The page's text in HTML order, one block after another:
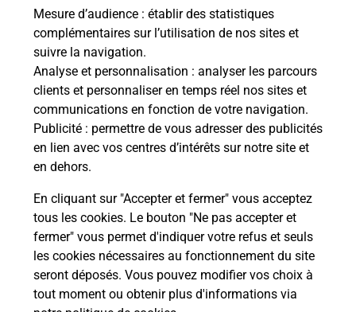
Mesure d’audience : établir des statistiques
complémentaires sur l’utilisation de nos sites et
suivre la navigation.
Analyse et personnalisation : analyser les parcours
clients et personnaliser en temps réel nos sites et
communications en fonction de votre navigation.
Publicité : permettre de vous adresser des publicités
en lien avec vos centres d’intérêts sur notre site et
en dehors.
En cliquant sur "Accepter et fermer" vous acceptez
tous les cookies. Le bouton "Ne pas accepter et
fermer" vous permet d'indiquer votre refus et seuls
les cookies nécessaires au fonctionnement du site
seront déposés. Vous pouvez modifier vos choix à
tout moment ou obtenir plus d'informations via
La Poste
en ligne
Ouvert 24h/24
En savoir plus
LE PONT DE BEAUVOISIN
CONSIGNE PICKUP U PONT BEAUVOISIN